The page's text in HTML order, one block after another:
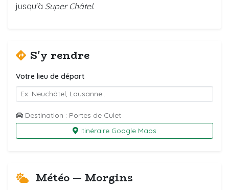
jusqu'à Super Châtel.
S'y rendre
Votre lieu de départ
Destination : Portes de Culet
Itinéraire Google Maps
Météo — Morgins